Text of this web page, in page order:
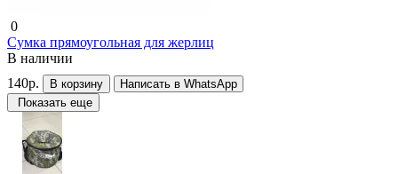
0
Сумка прямоугольная для жерлиц
В наличии
140р.
В корзину
Написать в WhatsApp
Показать еще